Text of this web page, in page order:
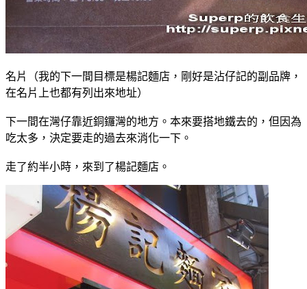
名片（我的下一間目標是楊記麵店，剛好是沾仔記的副品牌，
在名片上也都有列出來地址）
下一間在灣仔靠近銅鑼灣的地方。本來要搭地鐵去的，但因為
吃太多，決定要走的過去來消化一下。
走了約半小時，來到了楊記麵店。